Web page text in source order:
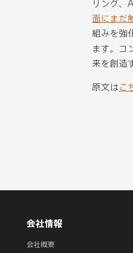
リング、
面にまだ
組みを強
ます。コ
来を創造
原文はこ
会社情報
会社概要